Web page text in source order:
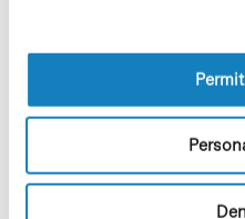
información sobre las
la Política de cookies del
C/Baldiri Reixac, 4-12 i 15